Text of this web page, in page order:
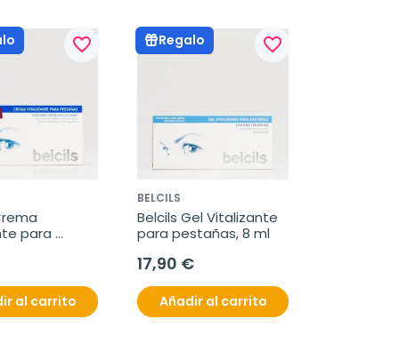
favorite_border
para
al carrito
Regalo favorite_border
BELCILS
Belcils Gel Vitalizante
para pestañas, 8 ml
17,90 €
Añadir al carrito